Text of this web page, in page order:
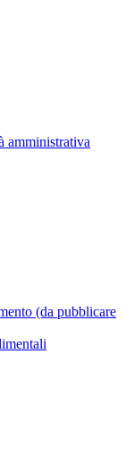
amministrativa
(da pubblicare